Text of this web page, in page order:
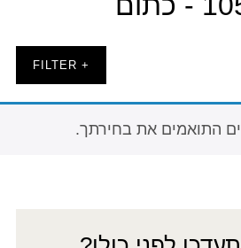
+ FILTER
התואמים את בחירתך.